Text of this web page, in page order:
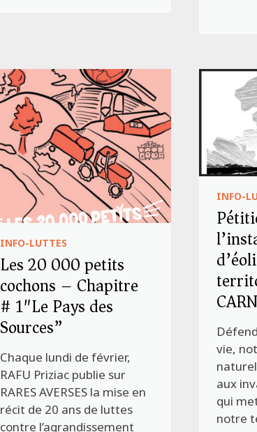
INFO-LUTTES
Les 20 000 petits
cochons – Chapitre
# 1″Le Pays des
Sources”
Chaque lundi de février,
RAFU Priziac publie sur
RARES AVERSES la mise en
récit de 20 ans de luttes
contre l’agrandissement
INFO-
vie,
aux
qui
notre